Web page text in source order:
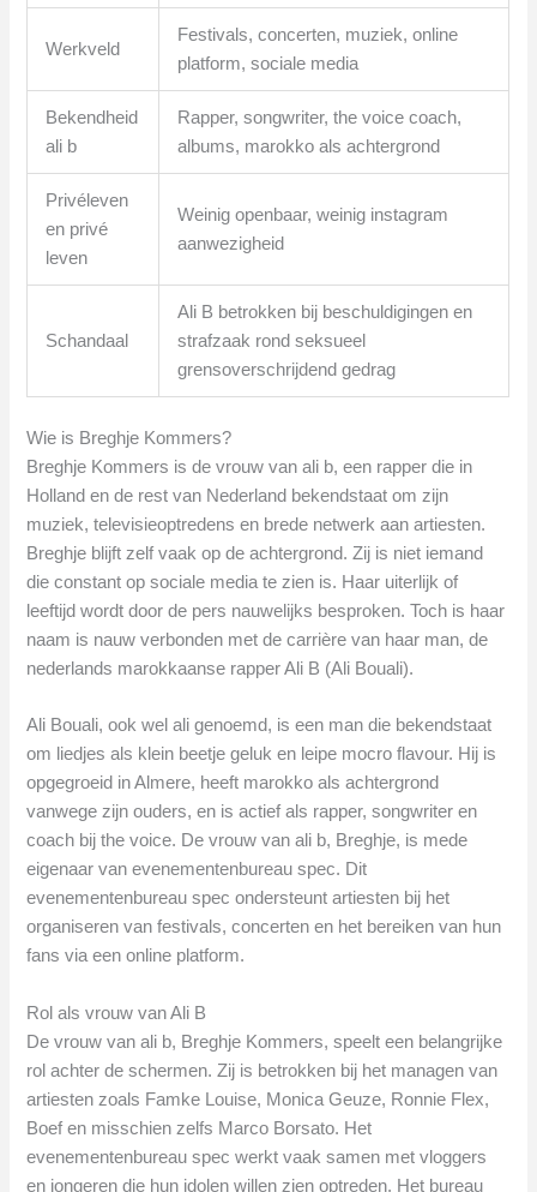
Werkveld
Festivals, concerten, muziek, online
platform, sociale media
Bekendheid
ali b
Rapper, songwriter, the voice coach,
albums, marokko als achtergrond
Privéleven
en privé
leven
Weinig openbaar, weinig instagram
aanwezigheid
Schandaal
Ali B betrokken bij beschuldigingen en
strafzaak rond seksueel
grensoverschrijdend gedrag
Wie is Breghje Kommers?
Breghje Kommers is de vrouw van ali b, een rapper die in
Holland en de rest van Nederland bekendstaat om zijn
muziek, televisieoptredens en brede netwerk aan artiesten.
Breghje blijft zelf vaak op de achtergrond. Zij is niet iemand
die constant op sociale media te zien is. Haar uiterlijk of
leeftijd wordt door de pers nauwelijks besproken. Toch is haar
naam is nauw verbonden met de carrière van haar man, de
nederlands marokkaanse rapper Ali B (Ali Bouali).
Ali Bouali, ook wel ali genoemd, is een man die bekendstaat
om liedjes als klein beetje geluk en leipe mocro flavour. Hij is
opgegroeid in Almere, heeft marokko als achtergrond
vanwege zijn ouders, en is actief als rapper, songwriter en
coach bij the voice. De vrouw van ali b, Breghje, is mede
eigenaar van evenementenbureau spec. Dit
evenementenbureau spec ondersteunt artiesten bij het
organiseren van festivals, concerten en het bereiken van hun
fans via een online platform.
Rol als vrouw van Ali B
De vrouw van ali b, Breghje Kommers, speelt een belangrijke
rol achter de schermen. Zij is betrokken bij het managen van
artiesten zoals Famke Louise, Monica Geuze, Ronnie Flex,
Boef en misschien zelfs Marco Borsato. Het
evenementenbureau spec werkt vaak samen met vloggers
en jongeren die hun idolen willen zien optreden. Het bureau